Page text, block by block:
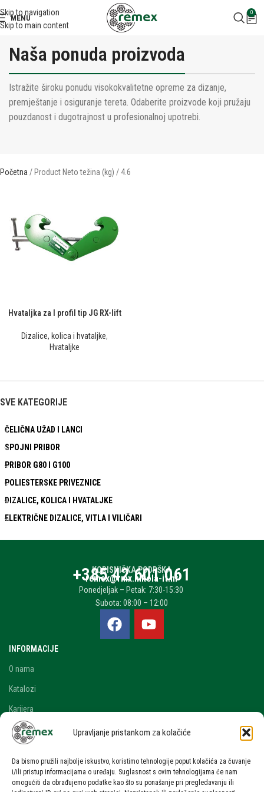
Upravljanje pristankom za kolačiće
Da bismo pružili najbolje iskustvo, koristimo tehnologije poput kolačića za čuvanje
i/ili pristup informacijama o uređaju. Suglasnost s ovim tehnologijama će nam
omogućiti da obrađujemo podatke kao što su ponašanje pri pregledavanju ili
Skip to navigation
Skip to main content
MENU
0
Naša ponuda proizvoda
Istražite široku ponudu visokokvalitetne opreme za dizanje,
premještanje i osiguranje tereta. Odaberite proizvode koji pružaju
pouzdanost i dugotrajnost u profesionalnoj upotrebi.
Početna Product Neto težina (kg) 4.6
Hvataljka za I profil tip JG RX-lift
Dizalice, kolica i hvataljke,
Hvataljke
SVE KATEGORIJE
ČELIČNA UŽAD I LANCI
SPOJNI PRIBOR
PRIBOR G80 I G100
POLIESTERSKE PRIVEZNICE
DIZALICE, KOLICA I HVATALJKE
ELEKTRIČNE DIZALICE, VITLA I VILIČARI
KORISNIČKA PODRŠKA
+385 42 601 061
remex@rmx.nikola-it.hr
Ponedjeljak – Petak: 7:30-15:30
Subota: 08:00 – 12:00
INFORMACIJE
O nama
Katalozi
Karijera
Blog i novosti
RAČUN
Moj račun